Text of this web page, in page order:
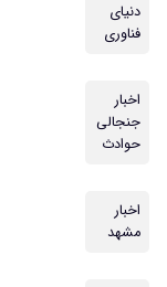
دنیای
فناوری
اخبار
جنجالی
حوادث
اخبار
مشهد